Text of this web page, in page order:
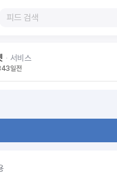
ᆞ 서비스
일전